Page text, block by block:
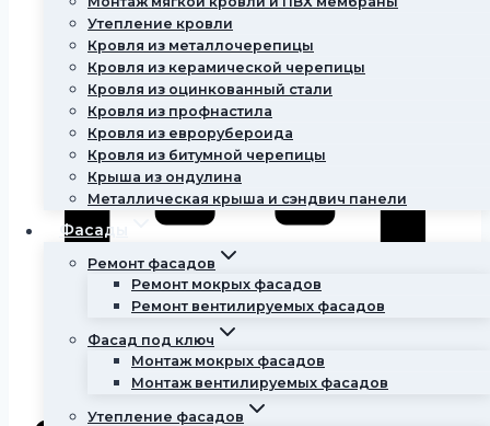
Утепление кровли
Кровля из металлочерепицы
Кровля из керамической черепицы
Кровля из оцинкованный стали
Кровля из профнастила
Кровля из еврорубероида
Кровля из битумной черепицы
Крыша из ондулина
Металлическая крыша и сэндвич панели
Фасады
Ремонт фасадов
Ремонт мокрых фасадов
Ремонт вентилируемых фасадов
Фасад под ключ
Монтаж мокрых фасадов
Монтаж вентилируемых фасадов
Утепление фасадов